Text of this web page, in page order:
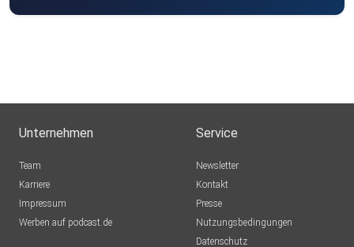
Unternehmen
Team
Karriere
Impressum
Werben auf podcast.de
Service
Newsletter
Kontakt
Presse
Nutzungsbedingungen
Datenschutz